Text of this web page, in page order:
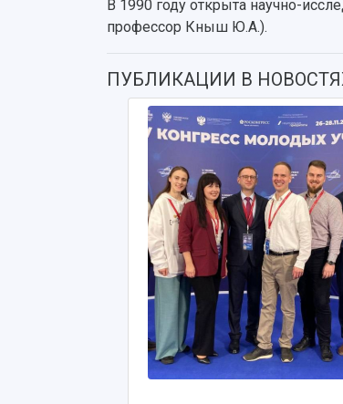
В 1990 году открыта научно-
профессор Кныш Ю.А.).
ПУБЛИКАЦИИ В